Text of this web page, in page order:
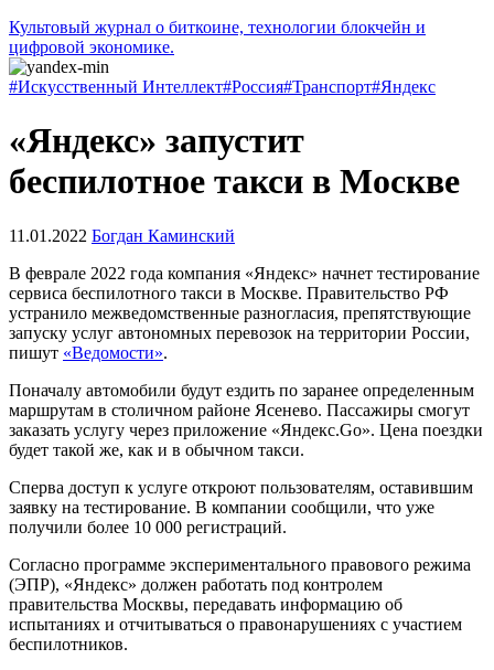
Культовый журнал о биткоине, технологии блокчейн и
цифровой экономике.
#Искусственный Интеллект#Россия#Транспорт#Яндекс
«Яндекс» запустит
беспилотное такси в Москве
11.01.2022 Богдан Каминский
В феврале 2022 года компания «Яндекс» начнет тестирование
сервиса беспилотного такси в Москве. Правительство РФ
устранило межведомственные разногласия, препятствующие
запуску услуг автономных перевозок на территории России,
пишут «Ведомости».
Поначалу автомобили будут ездить по заранее определенным
маршрутам в столичном районе Ясенево. Пассажиры смогут
заказать услугу через приложение «Яндекс.Go». Цена поездки
будет такой же, как и в обычном такси.
Сперва доступ к услуге откроют пользователям, оставившим
заявку на тестирование. В компании сообщили, что уже
получили более 10 000 регистраций.
Согласно программе экспериментального правового режима
(ЭПР), «Яндекс» должен работать под контролем
правительства Москвы, передавать информацию об
испытаниях и отчитываться о правонарушениях с участием
беспилотников.